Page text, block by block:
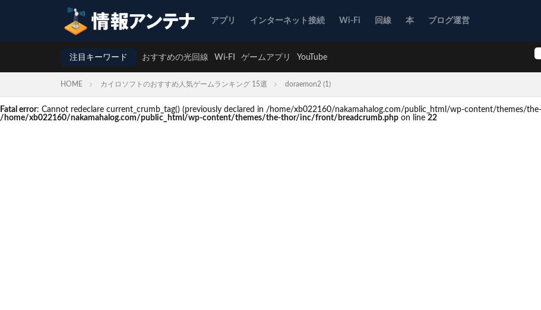
アプリ インターネット接続 Wi-Fi 回線 本 ブログ運営
注目キーワード おすすめの光回線 Wi-FI ゲームアプリ YouTube
HOME カイロソフトのおすすめ人気ゲームランキング 15選 doraemon2 (1)
Fatal error: Cannot redeclare current_crumb_tag() (previously declared in /home/xb022160/nakamahalog.com/public_html/wp-content/themes/
/home/xb022160/nakamahalog.com/public_html/wp-content/themes/the-thor/inc/front/breadcrumb.php on line 22